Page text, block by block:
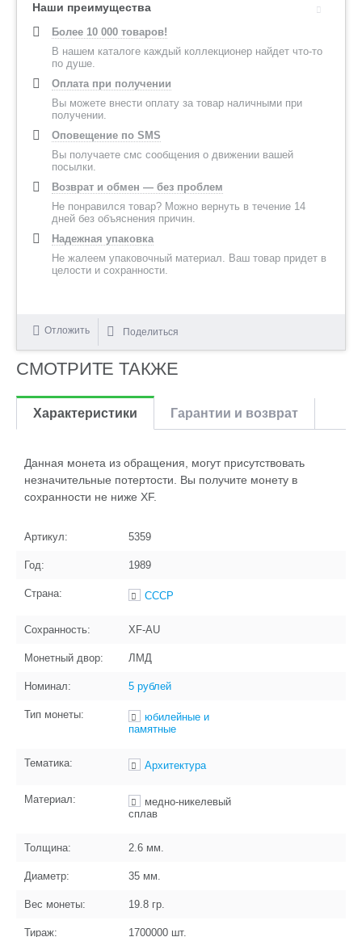
Наши преимущества
Более 10 000 товаров!
В нашем каталоге каждый коллекционер найдет что-то
по душе.
Оплата при получении
Вы можете внести оплату за товар наличными при
получении.
Оповещение по SMS
Вы получаете смс сообщения о движении вашей
посылки.
Возврат и обмен — без проблем
Не понравился товар? Можно вернуть в течение 14
дней без объяснения причин.
Надежная упаковка
Не жалеем упаковочный материал. Ваш товар придет в
целости и сохранности.
Отложить Поделиться
СМОТРИТЕ ТАКЖЕ
Характеристики Гарантии и возврат
Данная монета из обращения, могут присутствовать
незначительные потертости. Вы получите монету в
сохранности не ниже XF.
Артикул: 5359
Год: 1989
Страна: СССР
Сохранность: XF-AU
Монетный двор: ЛМД
Номинал: 5 рублей
Тип монеты:
юбилейные и
памятные
Тематика: Архитектура
Материал:
медно-никелевый
сплав
Толщина: 2.6 мм.
Диаметр: 35 мм.
Вес монеты: 19.8 гр.
Тираж: 1700000 шт.